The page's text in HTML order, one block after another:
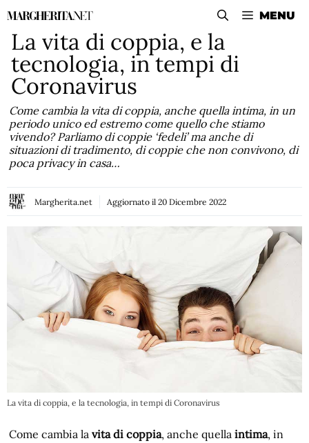
Vai
contenuto
MENU
La vita di coppia, e la
tecnologia, in tempi di
Coronavirus
Come cambia la vita di coppia, anche quella intima, in un
periodo unico ed estremo come quello che stiamo
vivendo? Parliamo di coppie ‘fedeli’ ma anche di
situazioni di tradimento, di coppie che non convivono, di
poca privacy in casa…
Margherita.net Aggiornato il 20 Dicembre 2022
La vita di coppia, e la tecnologia, in tempi di Coronavirus
Come cambia lavita di coppia, anche quellaintima, in